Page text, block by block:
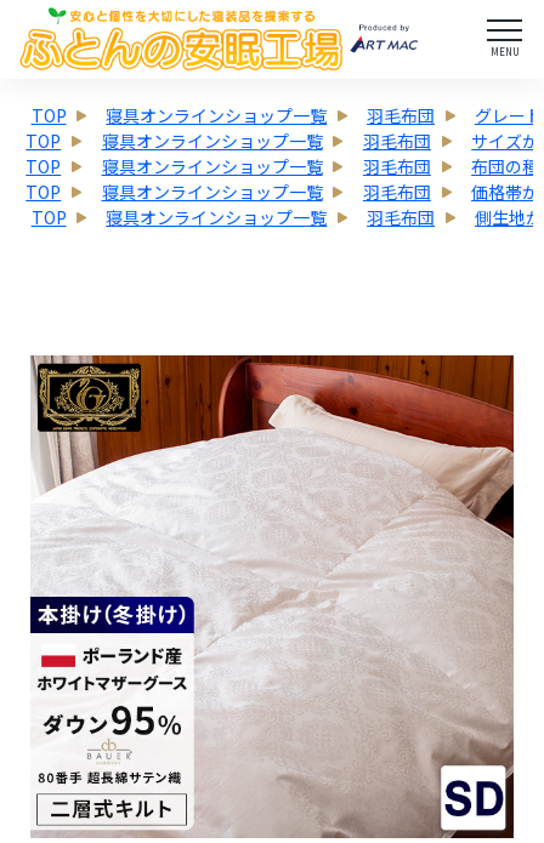
MENU
TOP 寝具オンラインショップ一覧 羽毛布団
グレー
TOP
寝具オンラインショップ一覧 羽毛布団
サイズ
TOP
寝具オンラインショップ一覧 羽毛布団
布団の
TOP
寝具オンラインショップ一覧 羽毛布団
価格帯
TOP
寝具オンラインショップ一覧 羽毛布団 側生地